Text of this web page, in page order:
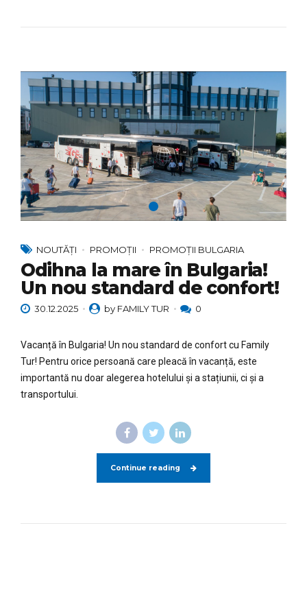
NOUTĂȚI PROMOȚII PROMOȚII BULGARIA
Odihna la mare în Bulgaria!
Un nou standard de confort!
30.12.2025 by FAMILY TUR 0
Vacanță în Bulgaria! Un nou standard de confort cu Family
Tur! Pentru orice persoană care pleacă în vacanță, este
importantă nu doar alegerea hotelului și a stațiunii, ci și a
transportului.
Continue reading